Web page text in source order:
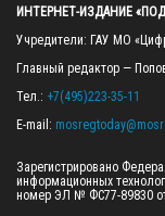
ИНТЕРНЕТ-ИЗДАНИЕ
Учредители: ГАУ МО
Главный редактор —
Тел.: +7(495)223-35-11
E-mail:
Зарегистрировано
информационных
номер ЭЛ № ФС77-89830